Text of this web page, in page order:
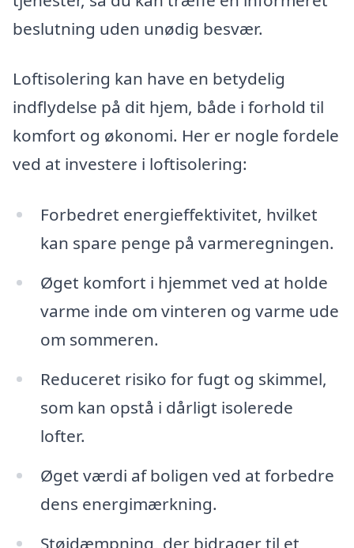
beslutning uden unødig besvær.
Loftisolering kan have en betydelig
indflydelse på dit hjem, både i forhold til
komfort og økonomi. Her er nogle fordele
ved at investere i loftisolering:
Forbedret energieffektivitet, hvilket
kan spare penge på varmeregningen.
Øget komfort i hjemmet ved at holde
varme inde om vinteren og varme ude
om sommeren.
Reduceret risiko for fugt og skimmel,
som kan opstå i dårligt isolerede
lofter.
Øget værdi af boligen ved at forbedre
dens energimærkning.
Støjdæmpning, der bidrager til et